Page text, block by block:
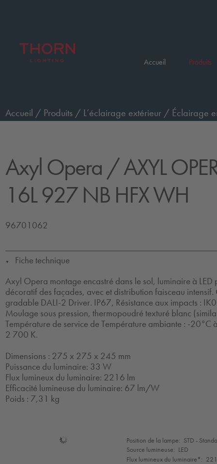
Accueil Produits
Accueil / Produits / L’éclairage extérieur / Éclairage
Axyl Opera / AXYL
16L 927 NB HFX WH
96701062
▼
Fiche technique
Axyl Opera montage encastré dans le sol, luminaire à
décoratif des façades, avec et distribution faisceau intensif.
gradable DALI-2 Driver. IP67, Résistance aux impacts :
Moulage sous pression, thermopoudré texturé blanc
Température de service de Température ambiante : -20°C
2 700 K.
Dimensions : 275 x 275 x 245 mm
Puissance du luminaire: 33 W
Flux lumineux du luminaire: 2216 lm
Efficacité lumineuse du luminaire: 67 lm/W
Poids : 7,31 kg
Sélection
de
mode
Position de la lampe: STD -
Source lumineuse: LED
Flux lumineux du luminaire*: